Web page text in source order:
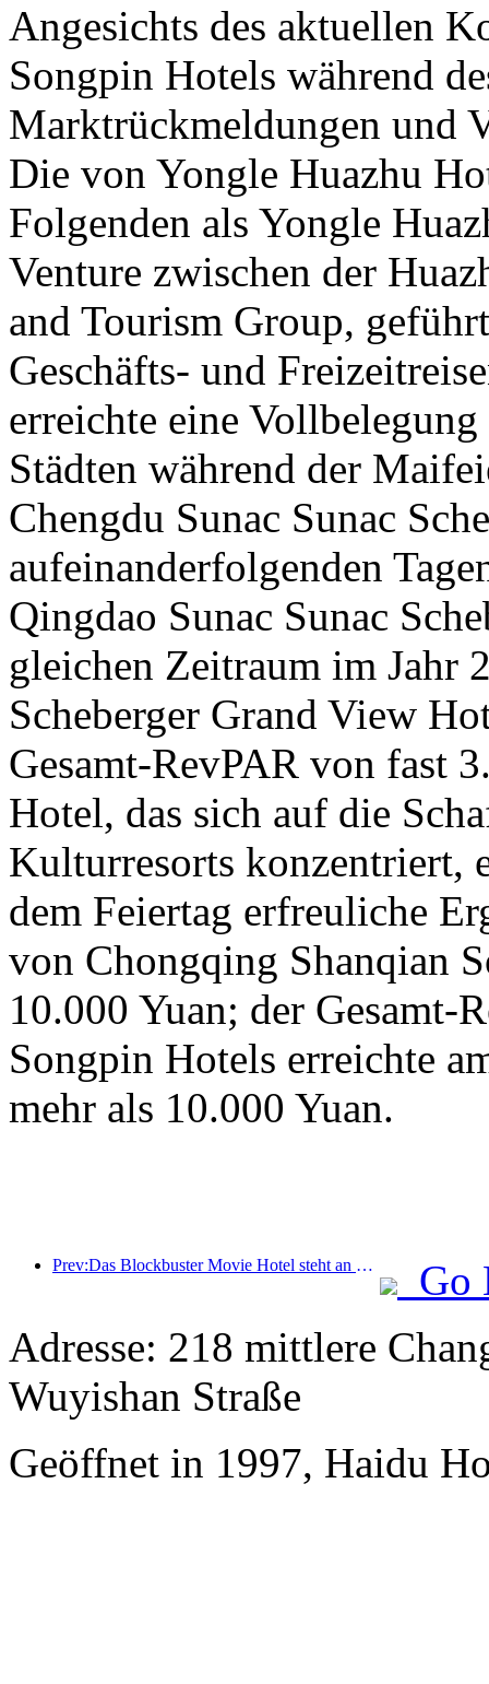
Angesichts des aktuellen
Songpin Hotels während
Marktrückmeldungen und
Die von Yongle Huazhu
Folgenden als Yongle
Venture zwischen der
and Tourism Group,
Geschäfts- und
erreichte eine
Städten während der
Chengdu Sunac Sunac
aufeinanderfolgenden
Qingdao Sunac Sunac
gleichen Zeitraum im Jahr
Scheberger Grand View
Gesamt-RevPAR von fast
Hotel, das sich auf die
Kulturresorts konzentriert,
dem Feiertag erfreuliche
von Chongqing Shanqian
10.000 Yuan; der Gesamt-
Songpin Hotels erreichte
mehr als 10.000 Yuan.
Prev:Das Blockbuster Movie Hotel steht an der Spitze der Filmhotels und sein Markeneinfluss wurde gestärkt
Go
Adresse: 218 mittlere
Wuyishan Straße
Geöffnet in 1997, Haidu